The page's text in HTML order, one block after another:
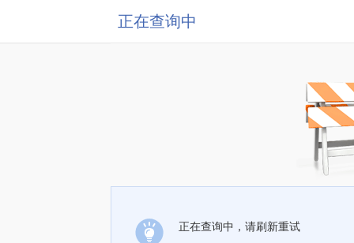
正在查询中
正在查询中，请刷新重试